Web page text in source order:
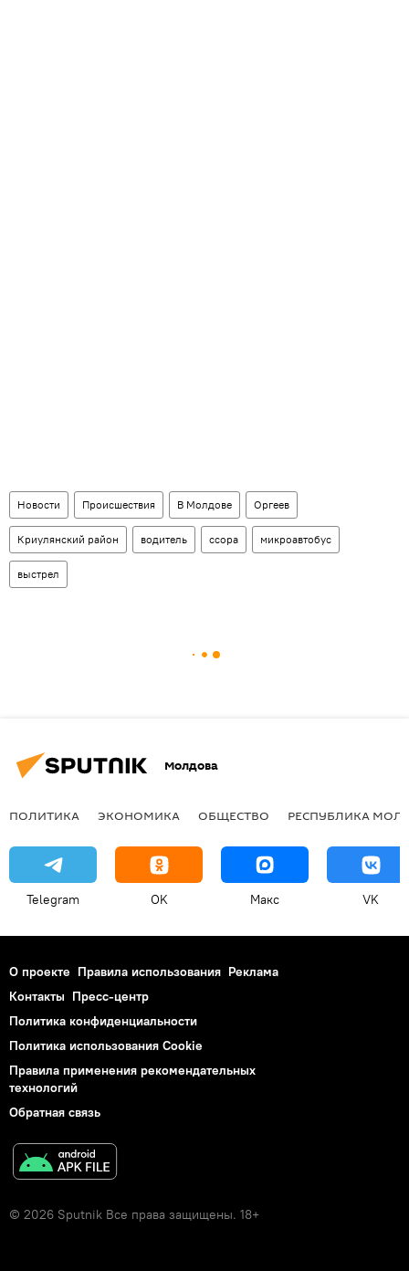
Новости Происшествия В Молдове Оргеев
Криулянский район водитель ссора микроавтобус
выстрел
Молдова
ПОЛИТИКА ЭКОНОМИКА ОБЩЕСТВО РЕСПУБЛИКА
Telegram OK Макс VK
О проекте Правила использования Реклама
Контакты Пресс-центр
Политика конфиденциальности
Политика использования Cookie
Правила применения рекомендательных
технологий
Обратная связь
© 2026 Sputnik Все права защищены. 18+